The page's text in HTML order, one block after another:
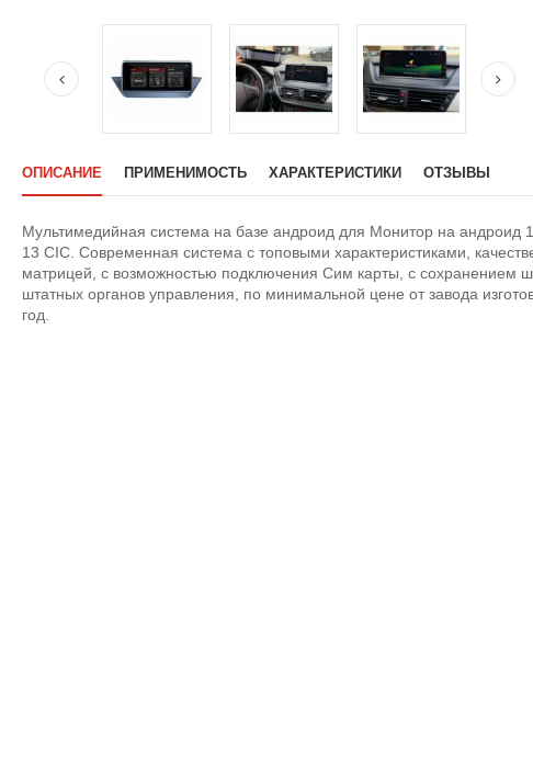
ОПИСАНИЕ ПРИМЕНИМОСТЬ ХАРАКТЕРИСТИКИ ОТЗЫВЫ
Мультимедийная система на базе андроид для Монитор на андроид
13 CIC. Современная система с топовыми характеристиками,
матрицей, с возможностью подключения Сим карты, с сохранением
штатных органов управления, по минимальной цене от завода
год.